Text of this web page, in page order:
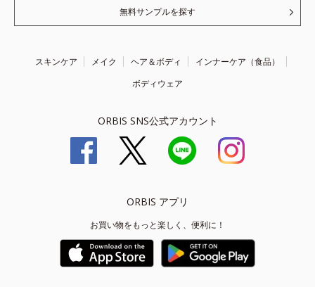
無料サンプルを探す
スキンケア メイク ヘア＆ボディ
インナーケア（食品）
ボディウェア
ORBIS SNS公式アカウント
ORBIS アプリ
お買い物をもっと楽しく、便利に！